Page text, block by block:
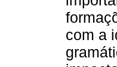
com a